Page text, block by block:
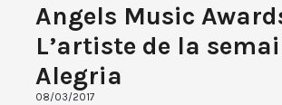
Angels Music
L’artiste de la
Alegria
08/03/2017